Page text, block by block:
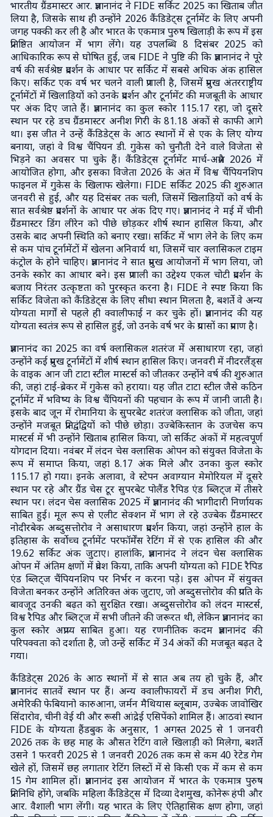
भारतीय ग्रैंडमास्टर आर. प्रज्ञानानंद ने FIDE सर्किट 2025 का खिताब जीत
लिया है, जिसके साथ ही उन्होंने 2026 कैंडिडेट्स टूर्नामेंट के लिए अपनी
जगह पक्की कर ली है और भारत के एकमात्र पुरुष खिलाड़ी के रूप में इस
प्रतिष्ठित आयोजन में भाग लेंगे। यह उपलब्धि 8 दिसंबर 2025 को
आधिकारिक रूप से घोषित हुई, जब FIDE ने पुष्टि की कि प्रज्ञानानंद ने पूरे
वर्ष की सर्वश्रेष्ठ प्रदर्शन के आधार पर सर्किट में सबसे अधिक अंक हासिल
किए। सर्किट एक वर्ष भर चलने वाली प्रणाली है, जिसमें प्रमुख अंतरराष्ट्रीय
टूर्नामेंटों में खिलाड़ियों को उनके प्रदर्शन और टूर्नामेंट की मजबूती के आधार
पर अंक दिए जाते हैं। प्रज्ञानानंद का कुल स्कोर 115.17 रहा, जो दूसरे
स्थान पर रहे डच ग्रैंडमास्टर अनीश गिरी के 81.18 अंकों से काफी आगे
था। इस जीत ने उन्हें कैंडिडेट्स के आठ स्थानों में से एक के लिए योग्य
बनाया, जहां वे विश्व चैंपियन डी. गुकेस को चुनौती देने वाले विजेता से
भिड़ने का अवसर पा चुके हैं। कैंडिडेट्स टूर्नामेंट मार्च-अप्रैल 2026 में
आयोजित होगा, और इसका विजेता 2026 के अंत में विश्व चैंपियनशिप
फाइनल में गुकेस के खिलाफ खेलेगा। FIDE सर्किट 2025 की शुरुआत
जनवरी से हुई, और यह दिसंबर तक चली, जिसमें खिलाड़ियों को वर्ष के
सात सर्वश्रेष्ठ प्रदर्शनों के आधार पर अंक दिए गए। प्रज्ञानानंद ने मई में चीनी
ग्रैंडमास्टर डिंग लीरेन को पीछे छोड़कर शीर्ष स्थान हासिल किया, और
उसके बाद अपनी स्थिति को बनाए रखा। सर्किट में भाग लेने के लिए कम
से कम पांच टूर्नामेंटों में खेलना अनिवार्य था, जिसमें चार क्लासिकल टाइम
कंट्रोल के होने चाहिए। प्रज्ञानानंद ने सात प्रमुख आयोजनों में भाग लिया, जो
उनके स्कोर का आधार बने। इस प्रणाली का उद्देश्य एकल चोटी प्रदर्शन के
बजाय निरंतर उत्कृष्टता को पुरस्कृत करना है। FIDE ने स्पष्ट किया कि
सर्किट विजेता को कैंडिडेट्स के लिए सीधा स्थान मिलता है, बशर्ते वे अन्य
योग्यता मार्गों से पहले ही क्वालीफाई न कर चुके हों। प्रज्ञानानंद की यह
योग्यता स्वतंत्र रूप से हासिल हुई, जो उनके वर्ष भर के प्रयासों का प्रमाण है।
प्रज्ञानानंद का 2025 का वर्ष क्लासिकल शतरंज में असाधारण रहा, जहां
उन्होंने कई प्रमुख टूर्नामेंटों में शीर्ष स्थान हासिल किए। जनवरी में नीदरलैंड्स
के वाइक आन जी टाटा स्टील मास्टर्स को जीतकर उन्होंने वर्ष की शुरुआत
की, जहां टाई-ब्रेकर में गुकेस को हराया। यह जीत टाटा स्टील जैसे कठिन
टूर्नामेंट में भविष्य के विश्व चैंपियनों की पहचान के रूप में जानी जाती है।
इसके बाद जून में रोमानिया के सुपरबेट शतरंज क्लासिक को जीता, जहां
उन्होंने मजबूत प्रतिद्वंद्वियों को पीछे छोड़ा। उज्बेकिस्तान के उजचेस कप
मास्टर्स में भी उन्होंने खिताब हासिल किया, जो सर्किट अंकों में महत्वपूर्ण
योगदान दिया। नवंबर में लंदन चेस क्लासिक ओपन को संयुक्त विजेता के
रूप में समाप्त किया, जहां 8.17 अंक मिले और उनका कुल स्कोर
115.17 हो गया। इनके अलावा, वे स्टेपन अवाग्यान मेमोरियल में दूसरे
स्थान पर रहे और ग्रैंड चेस टूर सुपरबेट पोलैंड रैपिड एंड ब्लिट्ज में तीसरे
स्थान पर। लंदन चेस क्लासिक 2025 में प्रज्ञानानंद की भागीदारी निर्णायक
साबित हुई। मूल रूप से एलीट सेक्शन में भाग ले रहे उज्बेक ग्रैंडमास्टर
नोदीरबेक अब्दुसत्तोरोव ने असाधारण प्रदर्शन किया, जहां उन्होंने हाल के
इतिहास के सर्वोच्च टूर्नामेंट परफॉर्मेंस रेटिंग में से एक हासिल की और
19.62 सर्किट अंक जुटाए। हालांकि, प्रज्ञानानंद ने लंदन चेस क्लासिक
ओपन में अंतिम क्षणों में प्रवेश किया, ताकि अपनी योग्यता को FIDE रैपिड
एंड ब्लिट्ज चैंपियनशिप पर निर्भर न करना पड़े। इस ओपन में संयुक्त
विजेता बनकर उन्होंने अतिरिक्त अंक जुटाए, जो अब्दुसत्तोरोव की प्रगति के
बावजूद उनकी बढ़त को सुरक्षित रखा। अब्दुसत्तोरोव को लंदन मास्टर्स,
विश्व रैपिड और ब्लिट्ज में सभी जीतने की जरूरत थी, लेकिन प्रज्ञानानंद का
कुल स्कोर अप्राप्य साबित हुआ। यह रणनीतिक कदम प्रज्ञानानंद की
परिपक्वता को दर्शाता है, जो उन्हें सर्किट में 34 अंकों की मजबूत बढ़त दे
गया।
कैंडिडेट्स 2026 के आठ स्थानों में से सात अब तय हो चुके हैं, और
प्रज्ञानानंद सातवें स्थान पर हैं। अन्य क्वालीफायरों में डच अनीश गिरी,
अमेरिकी फेबियानो कारुआना, जर्मन मैथियास ब्लूबाम, उज्बेक जावोखिर
सिंदारोव, चीनी वेई यी और रूसी आंद्रेई एसिपेंको शामिल हैं। आठवां स्थान
FIDE के योग्यता हैंडबुक के अनुसार, 1 अगस्त 2025 से 1 जनवरी
2026 तक के छह माह के औसत रेटिंग वाले खिलाड़ी को मिलेगा, बशर्ते
उसने 1 फरवरी 2025 से 1 जनवरी 2026 तक कम से कम 40 रेटेड गेम
खेले हों, जिसमें छह लगातार रेटिंग लिस्टों में से किसी एक में कम से कम
15 गेम शामिल हों। प्रज्ञानानंद इस आयोजन में भारत के एकमात्र पुरुष
प्रतिनिधि होंगे, जबकि महिला कैंडिडेट्स में दिव्या देशमुख, कोनेरू हंपी और
आर. वैशाली भाग लेंगी। यह भारत के लिए ऐतिहासिक क्षण होगा, जहां